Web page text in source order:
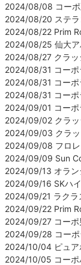
2024/08/08 コーポ
2024/08/20 ステラ
2024/08/22 Prim
2024/08/25 仙大ア
2024/08/27 クラッ
2024/08/31 コーポ
2024/08/31 コーポ
2024/08/31 コーポ
2024/09/01 コーポ
2024/09/02 クラッ
2024/09/03 クラッ
2024/09/08 フロレ
2024/09/09 Sun
2024/09/13 オラン
2024/09/16 SKハ
2024/09/21 ラクラ
2024/09/22 Prim
2024/09/27 コーポ
2024/09/28 コーポ
2024/10/04 ピュア
2024/10/05 コーポ